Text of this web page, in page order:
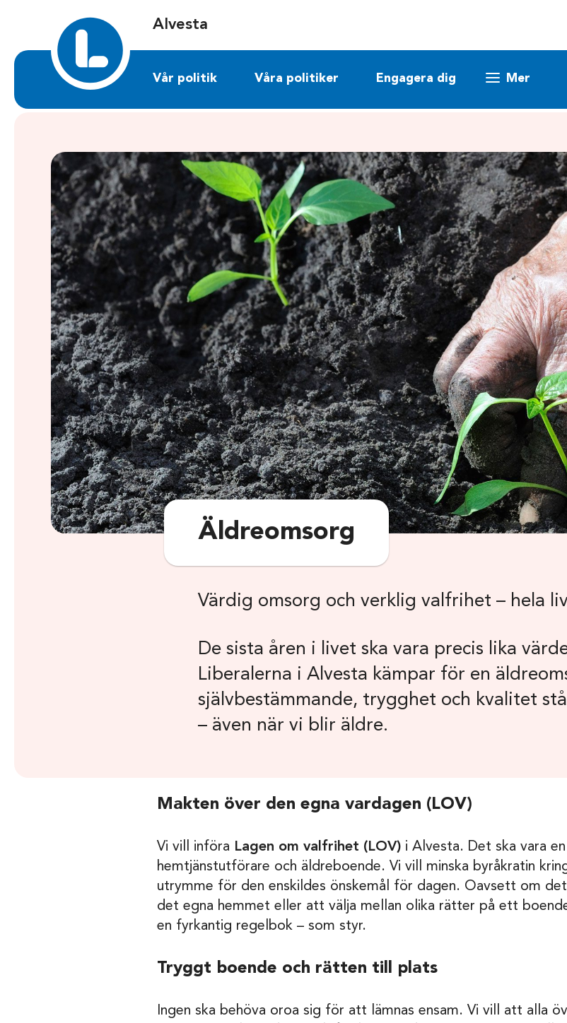
Alvesta
Vår politik Våra politiker Engagera dig Mer
Äldreomsorg
Värdig omsorg och verklig valfrihet – hela
De sista åren i livet ska vara precis lika
Liberalerna i Alvesta kämpar för en
självbestämmande, trygghet och kvalitet
– även när vi blir äldre.
Makten över den egna vardagen (LOV)
Vi vill införa Lagen om valfrihet (LOV) i Alvesta. Det ska vara
hemtjänstutförare och äldreboende. Vi vill minska byråkratin
utrymme för den enskildes önskemål för dagen. Oavsett om
det egna hemmet eller att välja mellan olika rätter på ett
en fyrkantig regelbok – som styr.
Tryggt boende och rätten till plats
Ingen ska behöva oroa sig för att lämnas ensam. Vi vill att alla